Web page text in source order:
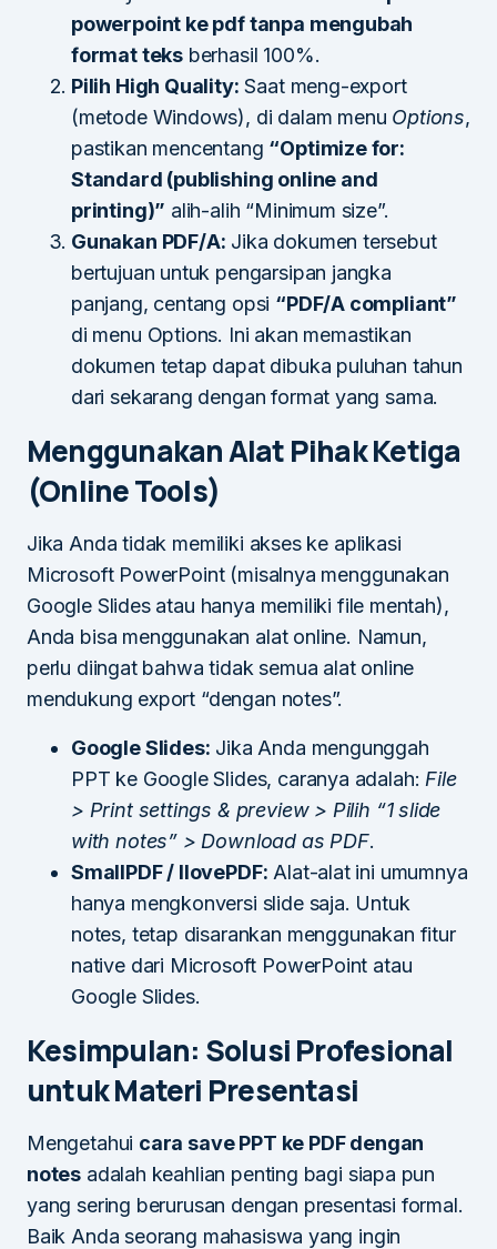
powerpoint ke pdf tanpa mengubah
format teks berhasil 100%.
Pilih High Quality: Saat meng-export
(metode Windows), di dalam menu Options,
pastikan mencentang “Optimize for:
Standard (publishing online and
printing)” alih-alih “Minimum size”.
Gunakan PDF/A: Jika dokumen tersebut
bertujuan untuk pengarsipan jangka
panjang, centang opsi “PDF/A compliant”
di menu Options. Ini akan memastikan
dokumen tetap dapat dibuka puluhan tahun
dari sekarang dengan format yang sama.
Menggunakan Alat Pihak Ketiga
(Online Tools)
Jika Anda tidak memiliki akses ke aplikasi
Microsoft PowerPoint (misalnya menggunakan
Google Slides atau hanya memiliki file mentah),
Anda bisa menggunakan alat online. Namun,
perlu diingat bahwa tidak semua alat online
mendukung export “dengan notes”.
Google Slides: Jika Anda mengunggah
PPT ke Google Slides, caranya adalah: File
> Print settings & preview > Pilih “1 slide
with notes” > Download as PDF.
SmallPDF / IlovePDF: Alat-alat ini umumnya
hanya mengkonversi slide saja. Untuk
notes, tetap disarankan menggunakan fitur
native dari Microsoft PowerPoint atau
Google Slides.
Kesimpulan: Solusi Profesional
untuk Materi Presentasi
Mengetahui cara save PPT ke PDF dengan
notes adalah keahlian penting bagi siapa pun
yang sering berurusan dengan presentasi formal.
Baik Anda seorang mahasiswa yang ingin